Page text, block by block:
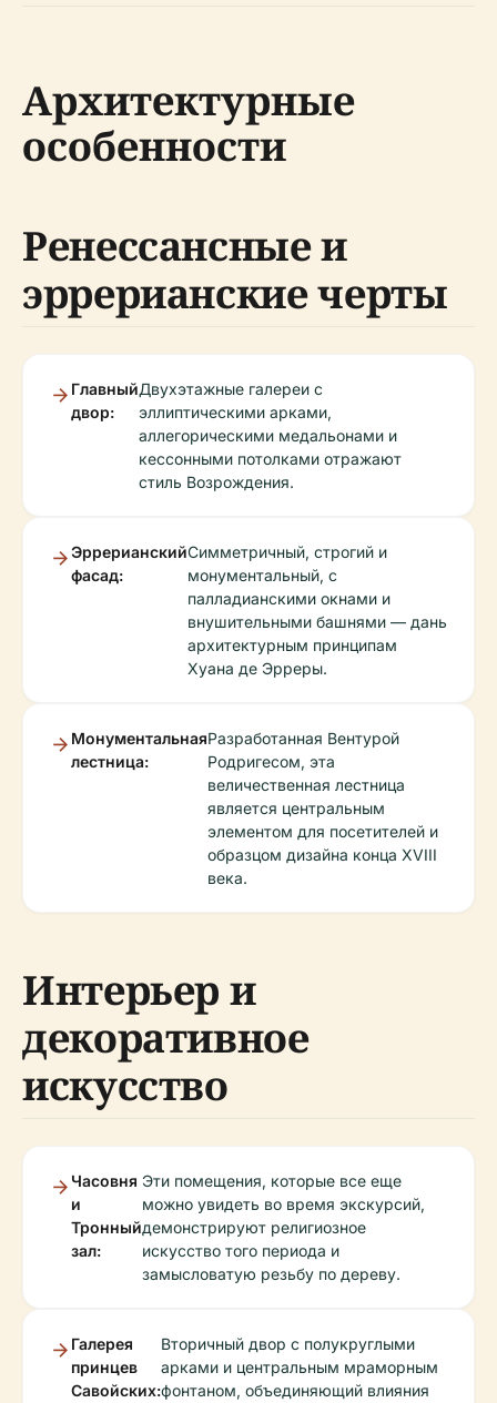
Архитектурные
особенности
Ренессансные и
эррерианские черты
Главный
двор:
Двухэтажные галереи с
эллиптическими арками,
аллегорическими медальонами и
кессонными потолками отражают
стиль Возрождения.
Эррерианский
фасад:
Симметричный, строгий и
монументальный, с
палладианскими окнами и
внушительными башнями — дань
архитектурным принципам
Хуана де Эрреры.
Монументальная
лестница:
Разработанная Вентурой
Родригесом, эта
величественная лестница
является центральным
элементом для посетителей и
образцом дизайна конца XVIII
века.
Интерьер и
декоративное
искусство
Часовня
и
Тронный
зал:
Эти помещения, которые все еще
можно увидеть во время экскурсий,
демонстрируют религиозное
искусство того периода и
замысловатую резьбу по дереву.
Галерея
принцев
Савойских:
Вторичный двор с полукруглыми
арками и центральным мраморным
фонтаном, объединяющий влияния